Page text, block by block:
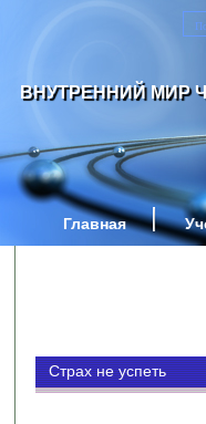
ВНУТРЕННИЙ МИР
Главная
Страх не успеть